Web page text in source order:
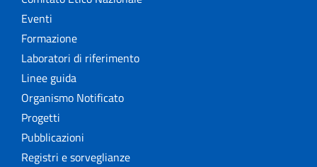
Eventi
Formazione
Laboratori di riferimento
Linee guida
Organismo Notificato
Progetti
Pubblicazioni
Registri e sorveglianze